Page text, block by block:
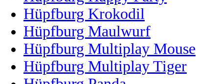
Hüpfburg Krokodil
Hüpfburg Maulwurf
Hüpfburg Multiplay Mouse
Hüpfburg Multiplay Tiger